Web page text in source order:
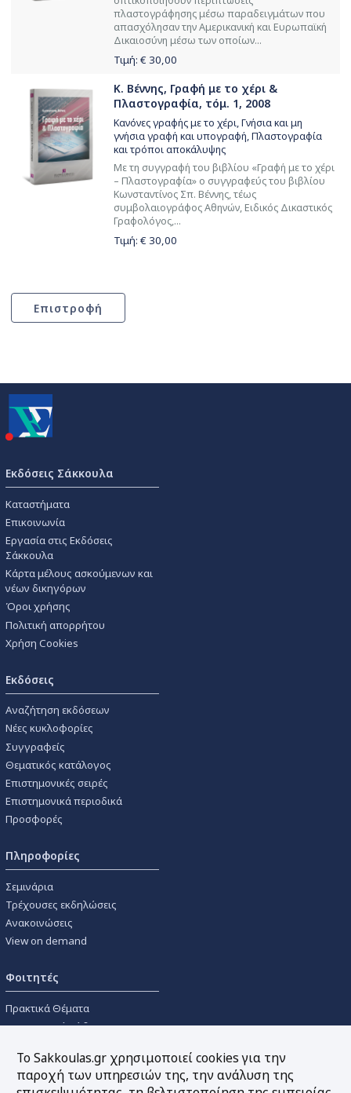
πλαστογράφησης μέσω παραδειγμάτων που
απασχόλησαν την Αμερικανική και Ευρωπαϊκή
Δικαιοσύνη μέσω των οποίων...
Τιμή: € 30,00
Κ. Βέννης, Γραφή με το χέρι &
Πλαστογραφία, τόμ. 1, 2008
Κανόνες γραφής με το χέρι, Γνήσια και μη
γνήσια γραφή και υπογραφή, Πλαστογραφία
και τρόποι αποκάλυψης
Με τη συγγραφή του βιβλίου «Γραφή με το χέρι
– Πλαστογραφία» ο συγγραφεύς του βιβλίου
Κωνσταντίνος Σπ. Βέννης, τέως
συμβολαιογράφος Αθηνών, Ειδικός Δικαστικός
Γραφολόγος,...
Τιμή: € 30,00
Εκδόσεις Σάκκουλα
Καταστήματα
Επικοινωνία
Εργασία στις Εκδόσεις
Σάκκουλα
Κάρτα μέλους ασκούμενων και
νέων δικηγόρων
Όροι χρήσης
Πολιτική απορρήτου
Χρήση Cookies
Εκδόσεις
Αναζήτηση εκδόσεων
Νέες κυκλοφορίες
Συγγραφείς
Θεματικός κατάλογος
Επιστημονικές σειρές
Επιστημονικά περιοδικά
Προσφορές
Πληροφορίες
Σεμινάρια
Τρέχουσες εκδηλώσεις
Ανακοινώσεις
View on demand
Φοιτητές
Πρακτικά Θέματα
Οικονομικοί Κώδικες
Συγγραμμάτων
Το Sakkoulas.gr χρησιμοποιεί cookies για την
παροχή των υπηρεσιών της, την ανάλυση της